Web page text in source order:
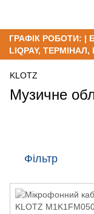
ГРАФІК РОБОТИ: |
LIQPAY, ТЕРМІНАЛ,
KLOTZ
Музичне
Фільтр